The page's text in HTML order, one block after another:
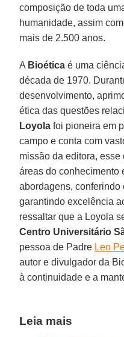
composição de toda
humanidade, assim
mais de 2.500 anos.
A Bioética é uma
década de 1970.
desenvolvimento,
ética das questões
Loyola foi pioneira em
campo e conta com
missão da editora,
áreas do conhecimento
abordagens,
garantindo excelência
ressaltar que a Loyola
Centro Universitário
pessoa de Padre Leo
autor e divulgador da
à continuidade e a
Leia mais